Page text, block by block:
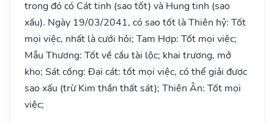
trong đó có Cát tinh (sao tốt) và Hung tinh (sao
xấu). Ngày 19/03/2041, có sao tốt là Thiên hỷ: Tốt
mọi việc, nhất là cưới hỏi; Tam Hợp: Tốt mọi việc;
Mẫu Thương: Tốt về cầu tài lộc; khai trương, mở
kho; Sát cống: Đại cát: tốt mọi việc, có thể giải được
sao xấu (trừ Kim thần thất sát); Thiên Ân: Tốt mọi
việc;